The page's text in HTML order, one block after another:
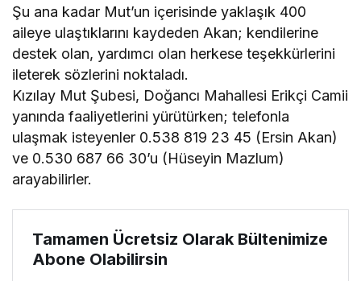
Şu ana kadar Mut’un içerisinde yaklaşık 400
aileye ulaştıklarını kaydeden Akan; kendilerine
destek olan, yardımcı olan herkese teşekkürlerini
ileterek sözlerini noktaladı.
Kızılay Mut Şubesi, Doğancı Mahallesi Erikçi Camii
yanında faaliyetlerini yürütürken; telefonla
ulaşmak isteyenler 0.538 819 23 45 (Ersin Akan)
ve 0.530 687 66 30’u (Hüseyin Mazlum)
arayabilirler.
Tamamen Ücretsiz Olarak Bültenimize
Abone Olabilirsin